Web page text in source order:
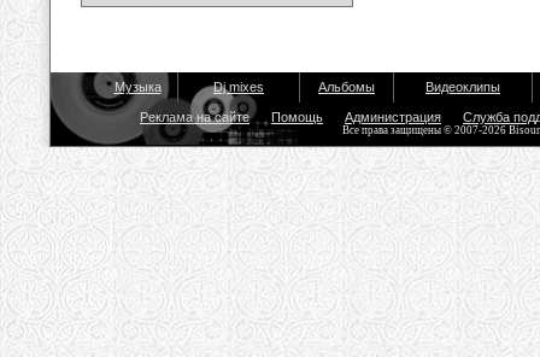
Музыка Dj mixes Альбомы Видеоклипы
Реклама на сайте Помощь Администрация Служба
Все права защищены © 2007-2026